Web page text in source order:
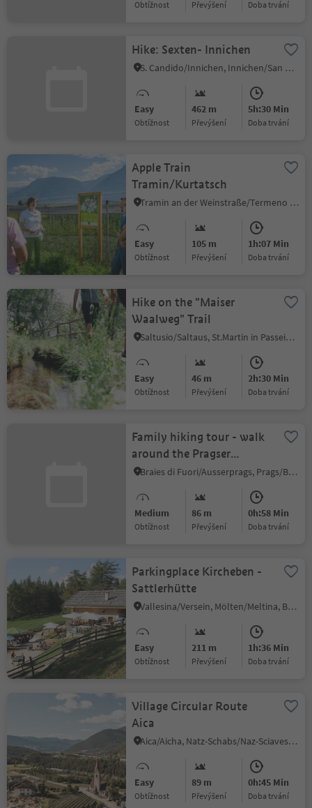
Obtížnost Převýšení doba trvání
Hike: Sexten- Innichen
S. Candido/Innichen, Innichen/San Candido, Dolomites Region 3 Zinnen
Easy
Obtížnost
462 m
Převýšení
5h:30 Min
doba trvání
Apple Train
Tramin/Kurtatsch
Tramin an der Weinstraße/Termeno sulla Strada del Vino, Alto Adige Wine Road
Easy
Obtížnost
105 m
Převýšení
1h:07 Min
doba trvání
Hike on the "Maiser
Waalweg" Trail
Saltusio/Saltaus, St.Martin in Passeier/San Martino in Passiria, Meran/Merano and environs
Easy
Obtížnost
46 m
Převýšení
2h:30 Min
doba trvání
Family hiking tour - walk
around the Pragser
Wildsee Lake
Braies di Fuori/Ausserprags, Prags/Braies, Dolomites Region 3 Zinnen
Medium
Obtížnost
86 m
Převýšení
0h:58 Min
doba trvání
Parkingplace Kircheben -
Sattlerhütte
Vallesina/Versein, Mölten/Meltina, Bolzano/Bozen and environs
Easy
Obtížnost
211 m
Převýšení
1h:36 Min
doba trvání
Village Circular Route
Aica
Aica/Aicha, Natz-Schabs/Naz-Sciaves, Brixen/Bressanone and environs
Easy
Obtížnost
89 m
Převýšení
0h:45 Min
doba trvání